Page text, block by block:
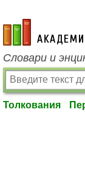
academic.ru
Словари и
Толкования